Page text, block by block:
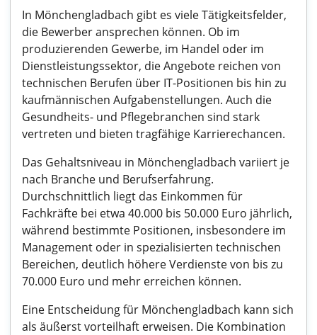
In Mönchengladbach gibt es viele Tätigkeitsfelder,
die Bewerber ansprechen können. Ob im
produzierenden Gewerbe, im Handel oder im
Dienstleistungssektor, die Angebote reichen von
technischen Berufen über IT-Positionen bis hin zu
kaufmännischen Aufgabenstellungen. Auch die
Gesundheits- und Pflegebranchen sind stark
vertreten und bieten tragfähige Karrierechancen.
Das Gehaltsniveau in Mönchengladbach variiert je
nach Branche und Berufserfahrung.
Durchschnittlich liegt das Einkommen für
Fachkräfte bei etwa 40.000 bis 50.000 Euro jährlich,
während bestimmte Positionen, insbesondere im
Management oder in spezialisierten technischen
Bereichen, deutlich höhere Verdienste von bis zu
70.000 Euro und mehr erreichen können.
Eine Entscheidung für Mönchengladbach kann sich
als äußerst vorteilhaft erweisen. Die Kombination